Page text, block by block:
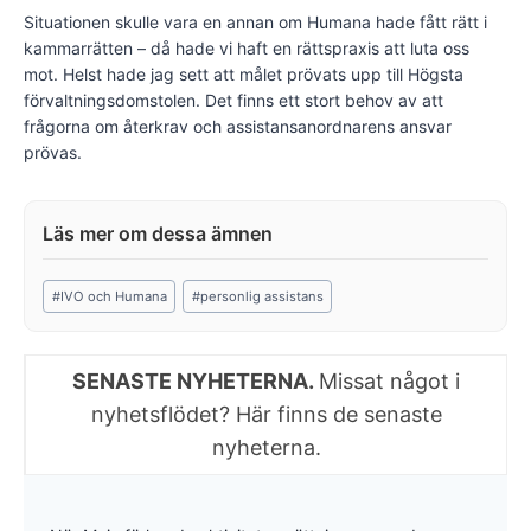
Situationen skulle vara en annan om Humana hade fått rätt i
kammarrätten – då hade vi haft en rättspraxis att luta oss
mot. Helst hade jag sett att målet prövats upp till Högsta
förvaltningsdomstolen. Det finns ett stort behov av att
frågorna om återkrav och assistansanordnarens ansvar
prövas.
Post
Tags:
#IVO och Humana #personlig assistans
SENASTE NYHETERNA. Missat något i
nyhetsflödet? Här finns de senaste
nyheterna.